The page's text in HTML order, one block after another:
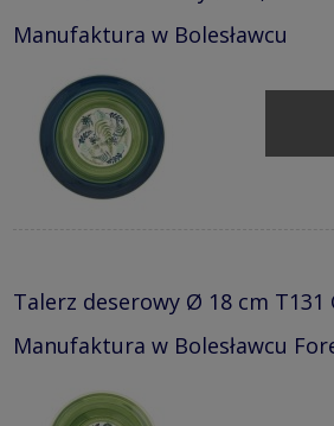
Manufaktura w Bolesławcu
Talerz deserowy Ø 18 cm T131
Manufaktura w Bolesławcu